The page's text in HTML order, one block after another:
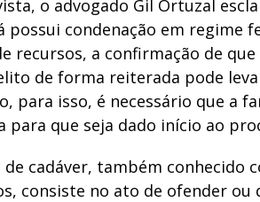
o advogado Gil Ortuzal
possui condenação em regime
recursos, a confirmação de
de forma reiterada pode
para isso, é necessário que a
para que seja dado início ao
cadáver, também conhecido
consiste no ato de ofender ou